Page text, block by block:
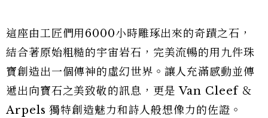
這座由工匠們用6000小時雕琢出來的奇蹟之石，
結合著原始粗糙的宇宙岩石，完美流暢的用九件珠
寶創造出一個傳神的虛幻世界。讓人充滿感動並傳
遞出向寶石之美致敬的訊息，更是 Van Cleef ＆
Arpels 獨特創造魅力和詩人般想像力的佐證。